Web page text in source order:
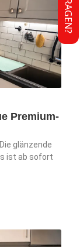
Premium-
glänzende
ist ab sofort
FRAGEN?